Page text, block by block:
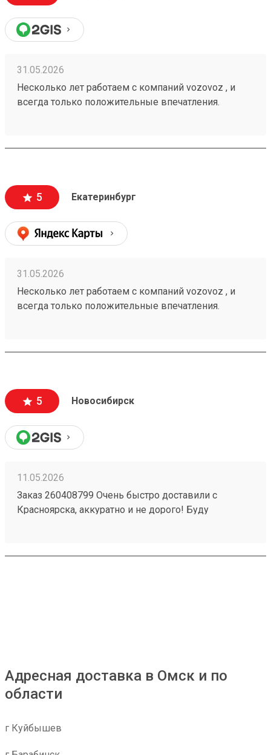
31.05.2026
Несколько лет работаем с компаний vozovoz , и
всегда только положительные впечатления.
можно посмотреть всю интересующую
сохранности , и сотрудники аккуратны при загрузке
, выгрузке 🙌🏻 Заказ 260502771
5 Екатеринбург
31.05.2026
Несколько лет работаем с компаний vozovoz , и
всегда только положительные впечатления.
можно посмотреть всю интересующую
сохранности , и сотрудники аккуратны при загрузке
, выгрузке 🙌🏻 Заказ 260502771
5 Новосибирск
11.05.2026
Заказ 260408799 Очень быстро доставили с
Красноярска, аккуратно и не дорого! Буду
Адресная доставка в Омск и по
области
г Куйбышев